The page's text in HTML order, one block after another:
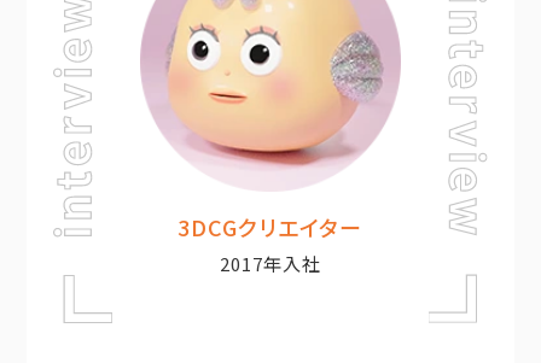
3DCGクリエイター
2017年入社